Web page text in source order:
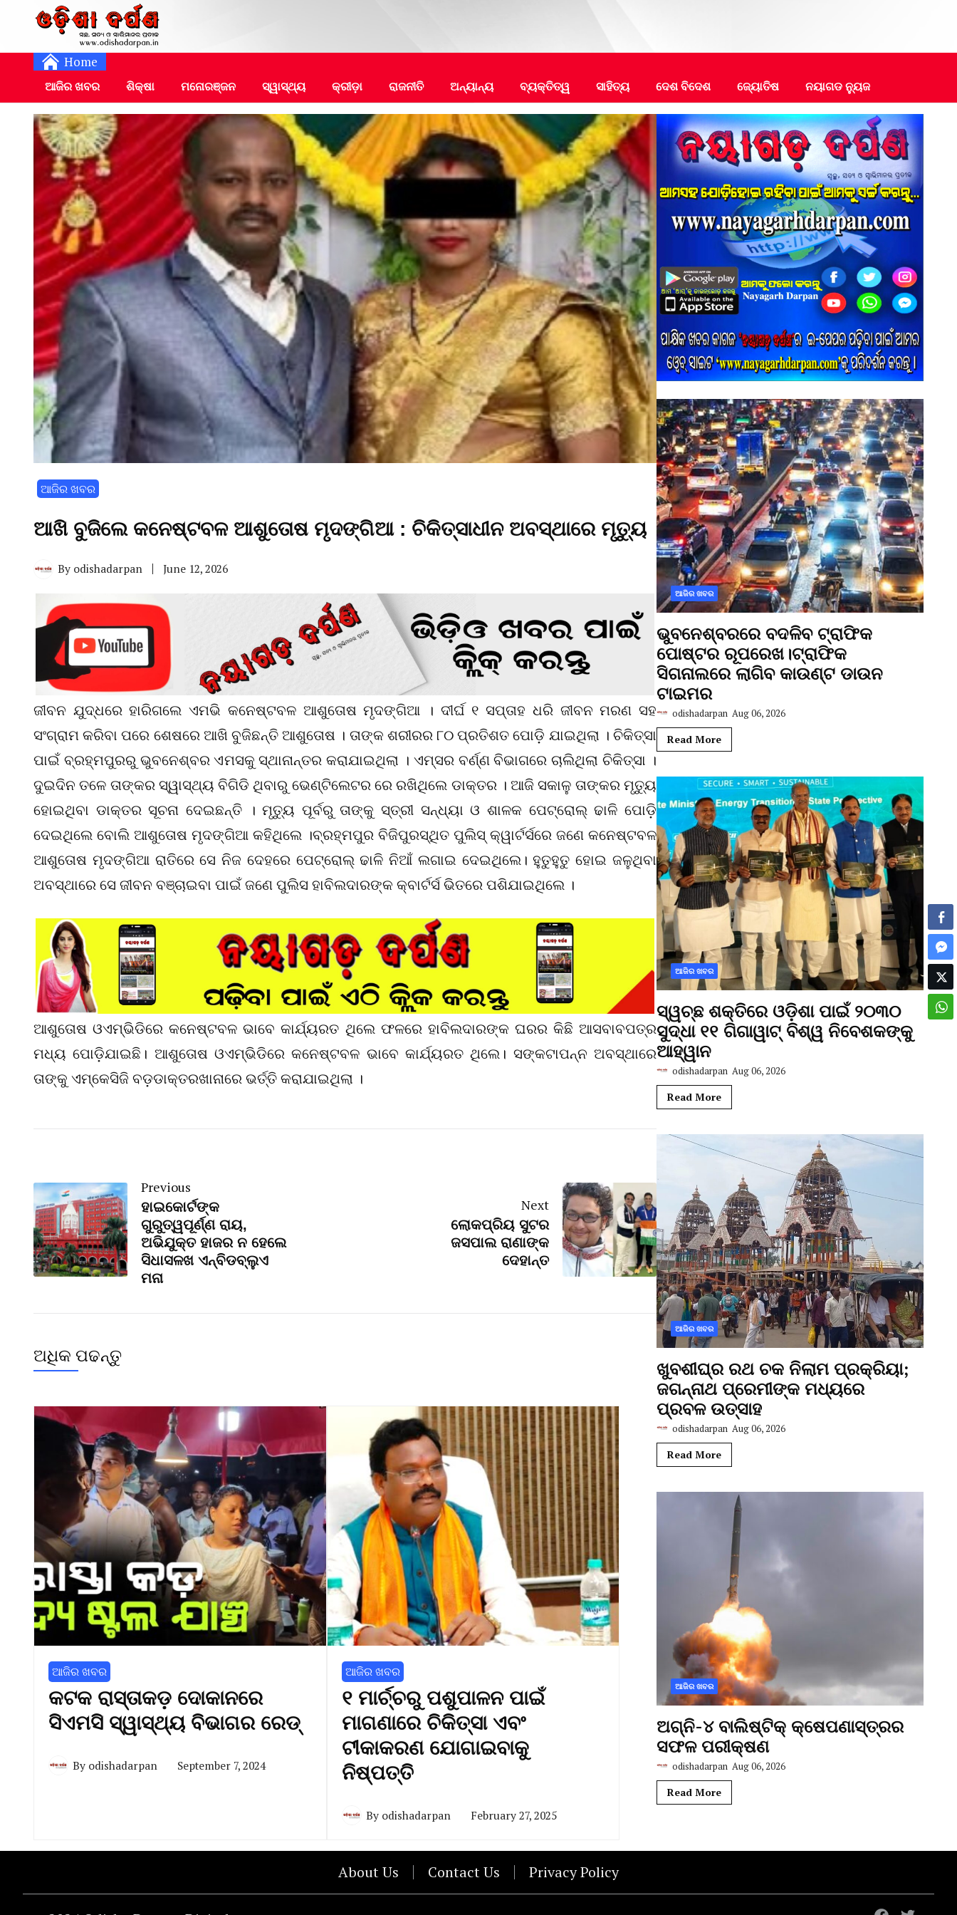
Home
ଆଜିର ଖବର ଶିକ୍ଷା ମନୋରଞ୍ଜନ ସ୍ୱାସ୍ଥ୍ୟ କ୍ରୀଡ଼ା ରାଜନୀତି ଅନ୍ୟାନ୍ୟ ବ୍ୟକ୍ତିତ୍ୱ ସାହିତ୍ୟ ଦେଶ ବିଦେଶ ଜ୍ୟୋତିଷ ନୟାଗଡ ନ୍ୟୁଜ
ଆଜିର ଖବର
ଆଖି ବୁଜିଲେ କନେଷ୍ଟବଳ ଆଶୁତୋଷ ମୃଦଙ୍ଗିଆ : ଚିକିତ୍ସାଧୀନ ଅବସ୍ଥାରେ ମୃତ୍ୟୁ
By odishadarpan June 12, 2026
ଜୀବନ ଯୁଦ୍ଧରେ ହାରିଗଲେ ଏମଭି କନେଷ୍ଟବଳ ଆଶୁତୋଷ ମୃଦଙ୍ଗିଆ । ଦୀର୍ଘ ୧ ସପ୍ତାହ ଧରି ଜୀବନ ମରଣ ସହ
ସଂଗ୍ରାମ କରିବା ପରେ ଶେଷରେ ଆଖି ବୁଜିଛନ୍ତି ଆଶୁତୋଷ । ତାଙ୍କ ଶରୀରର ୮୦ ପ୍ରତିଶତ ପୋଡ଼ି ଯାଇଥିଲା । ଚିକିତ୍ସା
ପାଇଁ ବ୍ରହ୍ମପୁରରୁ ଭୁବନେଶ୍ବର ଏମସକୁ ସ୍ଥାନାନ୍ତର କରାଯାଇଥିଲା । ଏମ୍ସର ବର୍ଣ୍ଣ ବିଭାଗରେ ଚାଲିଥିଲା ଚିକିତ୍ସା ।
ଦୁଇଦିନ ତଳେ ତାଙ୍କର ସ୍ୱାସ୍ଥ୍ୟ ବିଗିଡି ଥିବାରୁ ଭେଣ୍ଟିଲେଟର ରେ ରଖିଥିଲେ ଡାକ୍ତର । ଆଜି ସକାଳୁ ତାଙ୍କର ମୃତ୍ୟୁ
ହୋଇଥିବା ଡାକ୍ତର ସୂଚନା ଦେଇଛନ୍ତି । ମୃତ୍ୟୁ ପୂର୍ବରୁ ତାଙ୍କୁ ସ୍ତ୍ରୀ ସନ୍ଧ୍ୟା ଓ ଶାଳକ ପେଟ୍ରୋଲ୍ ଢାଳି ପୋଡ଼ି
ଦେଇଥିଲେ ବୋଲି ଆଶୁତୋଷ ମୃଦଙ୍ଗିଆ କହିଥିଲେ ।ବ୍ରହ୍ମପୁର ବିଜିପୁରସ୍ଥିତ ପୁଲିସ୍ କ୍ୱାର୍ଟର୍ସରେ ଜଣେ କନେଷ୍ଟବଳ
ଆଶୁତୋଷ ମୃଦଙ୍ଗିଆ ରାତିରେ ସେ ନିଜ ଦେହରେ ପେଟ୍ରୋଲ୍‌ ଢାଳି ନିଆଁ ଲଗାଇ ଦେଇଥିଲେ। ହୁତୁହୁତୁ ହୋଇ ଜଳୁଥିବା
ଅବସ୍ଥାରେ ସେ ଜୀବନ ବଞ୍ଚାଇବା ପାଇଁ ଜଣେ ପୁଲିସ ହାବିଲଦାରଙ୍କ କ୍ବାର୍ଟର୍ସ ଭିତରେ ପଶିଯାଇଥିଲେ ।
ଆଶୁତୋଷ ଓଏମ୍‌ଭିଡିରେ କନେଷ୍ଟବଳ ଭାବେ କାର୍ଯ୍ୟରତ ଥିଲେ ଫଳରେ ହାବିଲଦାରଙ୍କ ଘରର କିଛି ଆସବାବପତ୍ର
ମଧ୍ୟ ପୋଡ଼ିଯାଇଛି। ଆଶୁତୋଷ ଓଏମ୍‌ଭିଡିରେ କନେଷ୍ଟବଳ ଭାବେ କାର୍ଯ୍ୟରତ ଥିଲେ। ସଙ୍କଟାପନ୍ନ ଅବସ୍ଥାରେ
ତାଙ୍କୁ ଏମ୍‌କେସିଜି ବଡ଼ଡାକ୍ତରଖାନାରେ ଭର୍ତ୍ତି କରାଯାଇଥିଲା ।
Previous
ହାଇକୋର୍ଟଙ୍କ
ଗୁରୁତ୍ୱପୂର୍ଣ୍ଣ ରାୟ,
ଅଭିଯୁକ୍ତ ହାଜର ନ ହେଲେ
ସିଧାସଳଖ ଏନ୍‌ବିଡବ୍ଲୁଏ
ମନା
Next
ଲୋକପ୍ରିୟ ସୁଟର
ଜସପାଲ ରାଣାଙ୍କ
ଦେହାନ୍ତ
ଅଧିକ ପଢନ୍ତୁ
ଆଜିର ଖବର
କଟକ ରାସ୍ତାକଡ଼ ଦୋକାନରେ
ସିଏମସି ସ୍ୱାସ୍ଥ୍ୟ ବିଭାଗର ରେଡ୍
By odishadarpan September 7, 2024
ଆଜିର ଖବର
୧ ମାର୍ଚ୍ଚରୁ ପଶୁପାଳନ ପାଇଁ
ମାଗଣାରେ ଚିକିତ୍ସା ଏବଂ
ଟୀକାକରଣ ଯୋଗାଇବାକୁ
ନିଷ୍ପତ୍ତି
By odishadarpan February 27, 2025
ଆଜିର ଖବର
ଭୁବନେଶ୍ବରରେ ବଦଳିବ ଟ୍ରାଫିକ
ପୋଷ୍ଟର ରୂପରେଖ।ଟ୍ରାଫିକ
ସିଗନାଲରେ ଲାଗିବ କାଉଣ୍ଟ ଡାଉନ
ଟାଇମର
odishadarpan Aug 06, 2026
Read More
ଆଜିର ଖବର
ସ୍ୱଚ୍ଛ ଶକ୍ତିରେ ଓଡ଼ିଶା ପାଇଁ ୨୦୩୦
ସୁଦ୍ଧା ୧୧ ଗିଗାୱାଟ୍ ବିଶ୍ୱ ନିବେଶକଙ୍କୁ
ଆହ୍ୱାନ
odishadarpan Aug 06, 2026
Read More
ଆଜିର ଖବର
ଖୁବଶୀଘ୍ର ରଥ ଚକ ନିଲାମ ପ୍ରକ୍ରିୟା;
ଜଗନ୍ନାଥ ପ୍ରେମୀଙ୍କ ମଧ୍ୟରେ
ପ୍ରବଳ ଉତ୍ସାହ
odishadarpan Aug 06, 2026
Read More
ଆଜିର ଖବର
ଅଗ୍ନି-୪ ବାଲିଷ୍ଟିକ୍ କ୍ଷେପଣାସ୍ତ୍ରର
ସଫଳ ପରୀକ୍ଷଣ
odishadarpan Aug 06, 2026
Read More
About Us Contact Us Privacy Policy